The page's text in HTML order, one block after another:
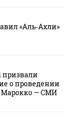
«Аль‑Ахли»
о проведении
Марокко — СМИ